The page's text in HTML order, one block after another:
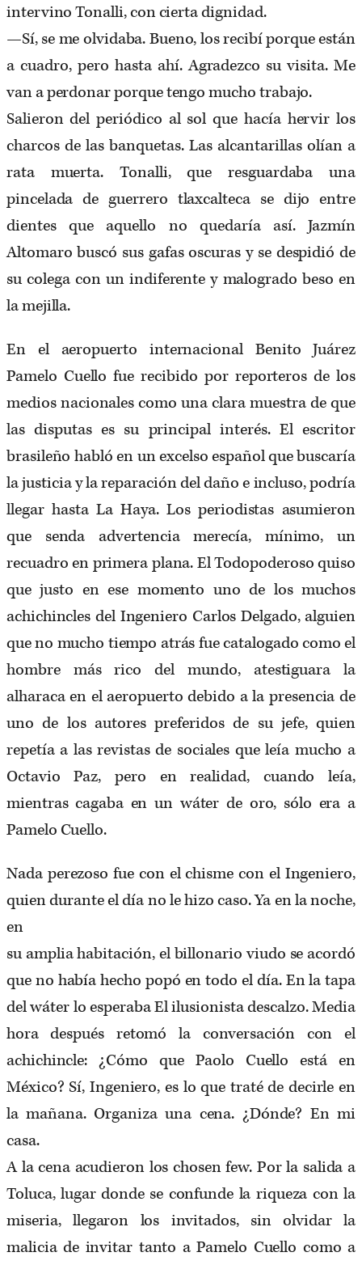
intervino Tonalli, con cierta dignidad.
—Sí, se me olvidaba. Bueno, los recibí porque están
a cuadro, pero hasta ahí. Agradezco su visita. Me
van a perdonar porque tengo mucho trabajo.
Salieron del periódico al sol que hacía hervir los
charcos de las banquetas. Las alcantarillas olían a
rata muerta. Tonalli, que resguardaba una
pincelada de guerrero tlaxcalteca se dijo entre
dientes que aquello no quedaría así. Jazmín
Altomaro buscó sus gafas oscuras y se despidió de
su colega con un indiferente y malogrado beso en
la mejilla.
En el aeropuerto internacional Benito Juárez
Pamelo Cuello fue recibido por reporteros de los
medios nacionales como una clara muestra de que
las disputas es su principal interés. El escritor
brasileño habló en un excelso español que buscaría
la justicia y la reparación del daño e incluso, podría
llegar hasta La Haya. Los periodistas asumieron
que senda advertencia merecía, mínimo, un
recuadro en primera plana. El Todopoderoso quiso
que justo en ese momento uno de los muchos
achichincles del Ingeniero Carlos Delgado, alguien
que no mucho tiempo atrás fue catalogado como el
hombre más rico del mundo, atestiguara la
alharaca en el aeropuerto debido a la presencia de
uno de los autores preferidos de su jefe, quien
repetía a las revistas de sociales que leía mucho a
Octavio Paz, pero en realidad, cuando leía,
mientras cagaba en un wáter de oro, sólo era a
Pamelo Cuello.
Nada perezoso fue con el chisme con el Ingeniero,
quien durante el día no le hizo caso. Ya en la noche,
en
su amplia habitación, el billonario viudo se acordó
que no había hecho popó en todo el día. En la tapa
del wáter lo esperaba El ilusionista descalzo. Media
hora después retomó la conversación con el
achichincle: ¿Cómo que Paolo Cuello está en
México? Sí, Ingeniero, es lo que traté de decirle en
la mañana. Organiza una cena. ¿Dónde? En mi
casa.
A la cena acudieron los chosen few. Por la salida a
Toluca, lugar donde se confunde la riqueza con la
miseria, llegaron los invitados, sin olvidar la
malicia de invitar tanto a Pamelo Cuello como a